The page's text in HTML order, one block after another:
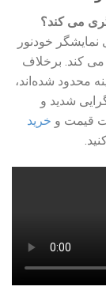
خودنور
می کند. برخلاف
محدود شده‌اند،
شدید و
قیمت و خرید